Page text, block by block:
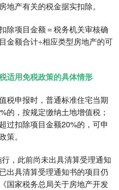
地产有关的税金据实扣除。
除项目金额＝税务机关审核确
金额合计÷相应类型房地产的可
适用免税政策的具体情形
税申报时，普通标准住宅当期
的，按规定缴纳土地增值税；
过扣除项目金额20%的，可申
策。
，此前尚未出具清算受理通知
出具清算受理通知书的项目仍
国家税务总局关于房地产开发